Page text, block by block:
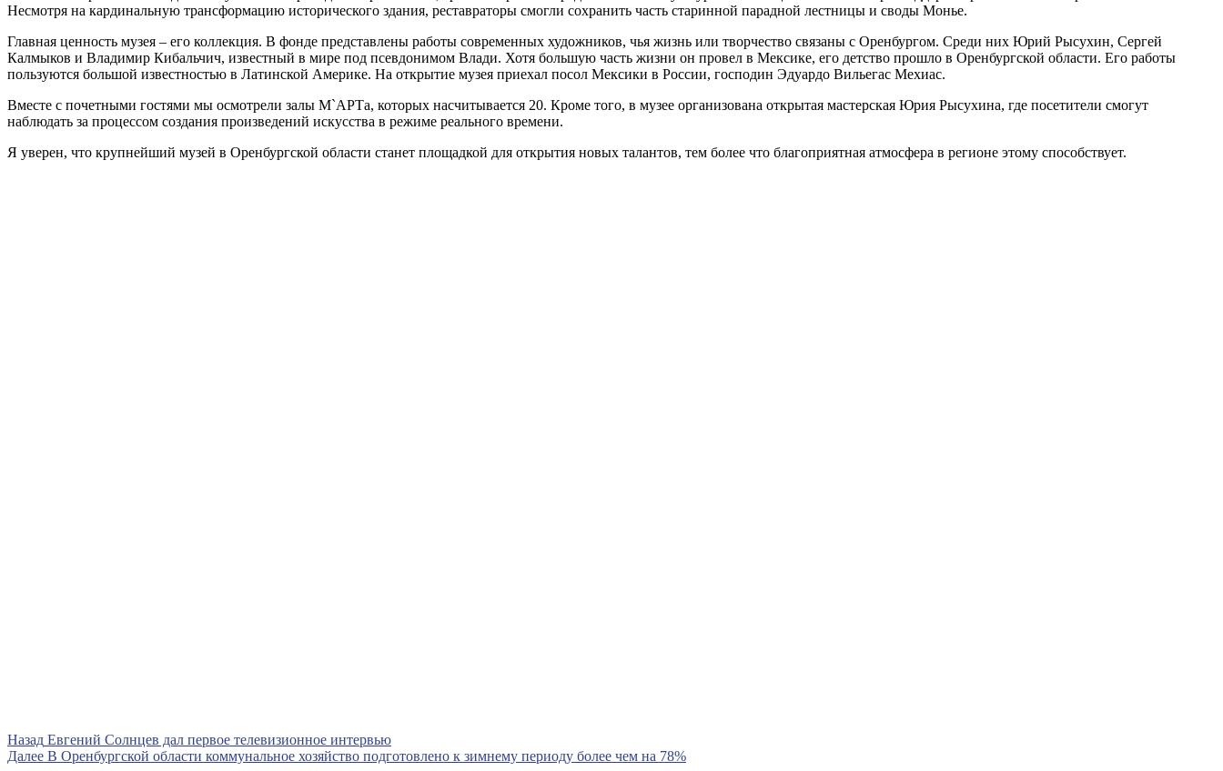
Несмотря на кардинальную трансформацию исторического здания, реставраторы смогли сохранить часть старинной парадной лестницы и своды Монье.
Главная ценность музея – его коллекция. В фонде представлены работы современных художников, чья жизнь или творчество связаны с Оренбургом. Среди них Юрий Рысухин, Сергей
Калмыков и Владимир Кибальчич, известный в мире под псевдонимом Влади. Хотя большую часть жизни он провел в Мексике, его детство прошло в Оренбургской области. Его работы
пользуются большой известностью в Латинской Америке. На открытие музея приехал посол Мексики в России, господин Эдуардо Вильегас Мехиас.
Вместе с почетными гостями мы осмотрели залы М`АРТа, которых насчитывается 20. Кроме того, в музее организована открытая мастерская Юрия Рысухина, где посетители смогут
наблюдать за процессом создания произведений искусства в режиме реального времени.
Я уверен, что крупнейший музей в Оренбургской области станет площадкой для открытия новых талантов, тем более что благоприятная атмосфера в регионе этому способствует.
Навигация
Назад Предыдущая
запись
Евгений Солнцев дал первое телевизионное интервью
Далее Следующая
В Оренбургской области коммунальное хозяйство подготовлено к зимнему периоду более чем на 78%